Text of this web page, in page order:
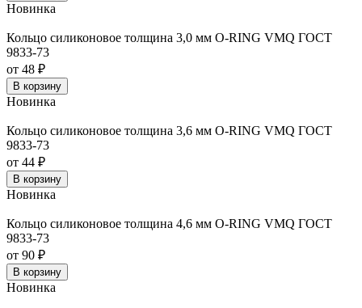
Новинка
Кольцо силиконовое толщина 3,0 мм O-RING VMQ ГОСТ
9833-73
от 48 ₽
В корзину
Новинка
Кольцо силиконовое толщина 3,6 мм O-RING VMQ ГОСТ
9833-73
от 44 ₽
В корзину
Новинка
Кольцо силиконовое толщина 4,6 мм O-RING VMQ ГОСТ
9833-73
от 90 ₽
В корзину
Новинка